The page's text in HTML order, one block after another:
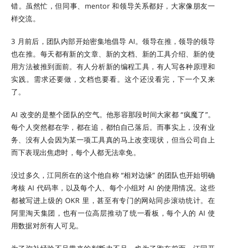
错。虽然忙，但同事、mentor 和领导关系都好，大家像朋友一
样交流。
3 月前后，团队内部开始密集地倡导 AI。领导在推，领导的领导
也在推。每天都有新的文章、新的文档、新的工具介绍、新的使
用方法被推到面前。有人分析新的编程工具，有人写各种原理和
实践。需求还要做，文档也要看。这个还没看完，下一个又来
了。
AI 改变的是整个团队的空气。他形容那段时间大家都 “疯魔了”。
每个人突然都在学，都在追，都怕自己落后。而事实上，没有业
务、没有人会因为某一项工具真的马上改变现状，但当公司自上
而下表现出焦虑时，每个人都无法幸免。
没过多久，江同所在的这个他自称 “相对边缘” 的团队也开始明确
考核 AI 代码率，以及每个人、每个小组对 AI 的使用情况。这些
都被写进上级的 OKR 里，甚至有专门的网站同步滚动统计。在
阿里淘天集团，也有一位高层推动了统一看板，每个人的 AI 使
用数据对所有人可见。